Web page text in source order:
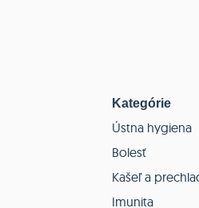
Kategórie
Ústna hygiena
Bolesť
Kašeľ a
Imunita